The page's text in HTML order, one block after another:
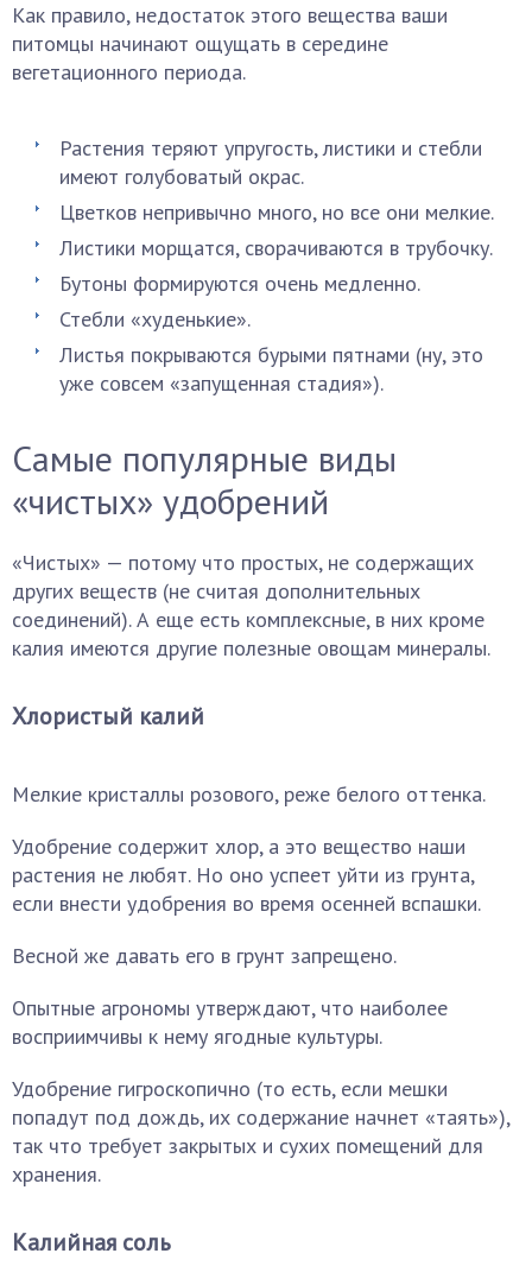
Как правило, недостаток этого вещества ваши
питомцы начинают ощущать в середине
вегетационного периода.
Растения теряют упругость, листики и стебли
имеют голубоватый окрас.
Цветков непривычно много, но все они мелкие.
Листики морщатся, сворачиваются в трубочку.
Бутоны формируются очень медленно.
Стебли «худенькие».
Листья покрываются бурыми пятнами (ну, это
уже совсем «запущенная стадия»).
Самые популярные виды
«чистых» удобрений
«Чистых» — потому что простых, не содержащих
других веществ (не считая дополнительных
соединений). А еще есть комплексные, в них кроме
калия имеются другие полезные овощам минералы.
Хлористый калий
Мелкие кристаллы розового, реже белого оттенка.
Удобрение содержит хлор, а это вещество наши
растения не любят. Но оно успеет уйти из грунта,
если внести удобрения во время осенней вспашки.
Весной же давать его в грунт запрещено.
Опытные агрономы утверждают, что наиболее
восприимчивы к нему ягодные культуры.
Удобрение гигроскопично (то есть, если мешки
попадут под дождь, их содержание начнет «таять»),
так что требует закрытых и сухих помещений для
хранения.
Калийная соль